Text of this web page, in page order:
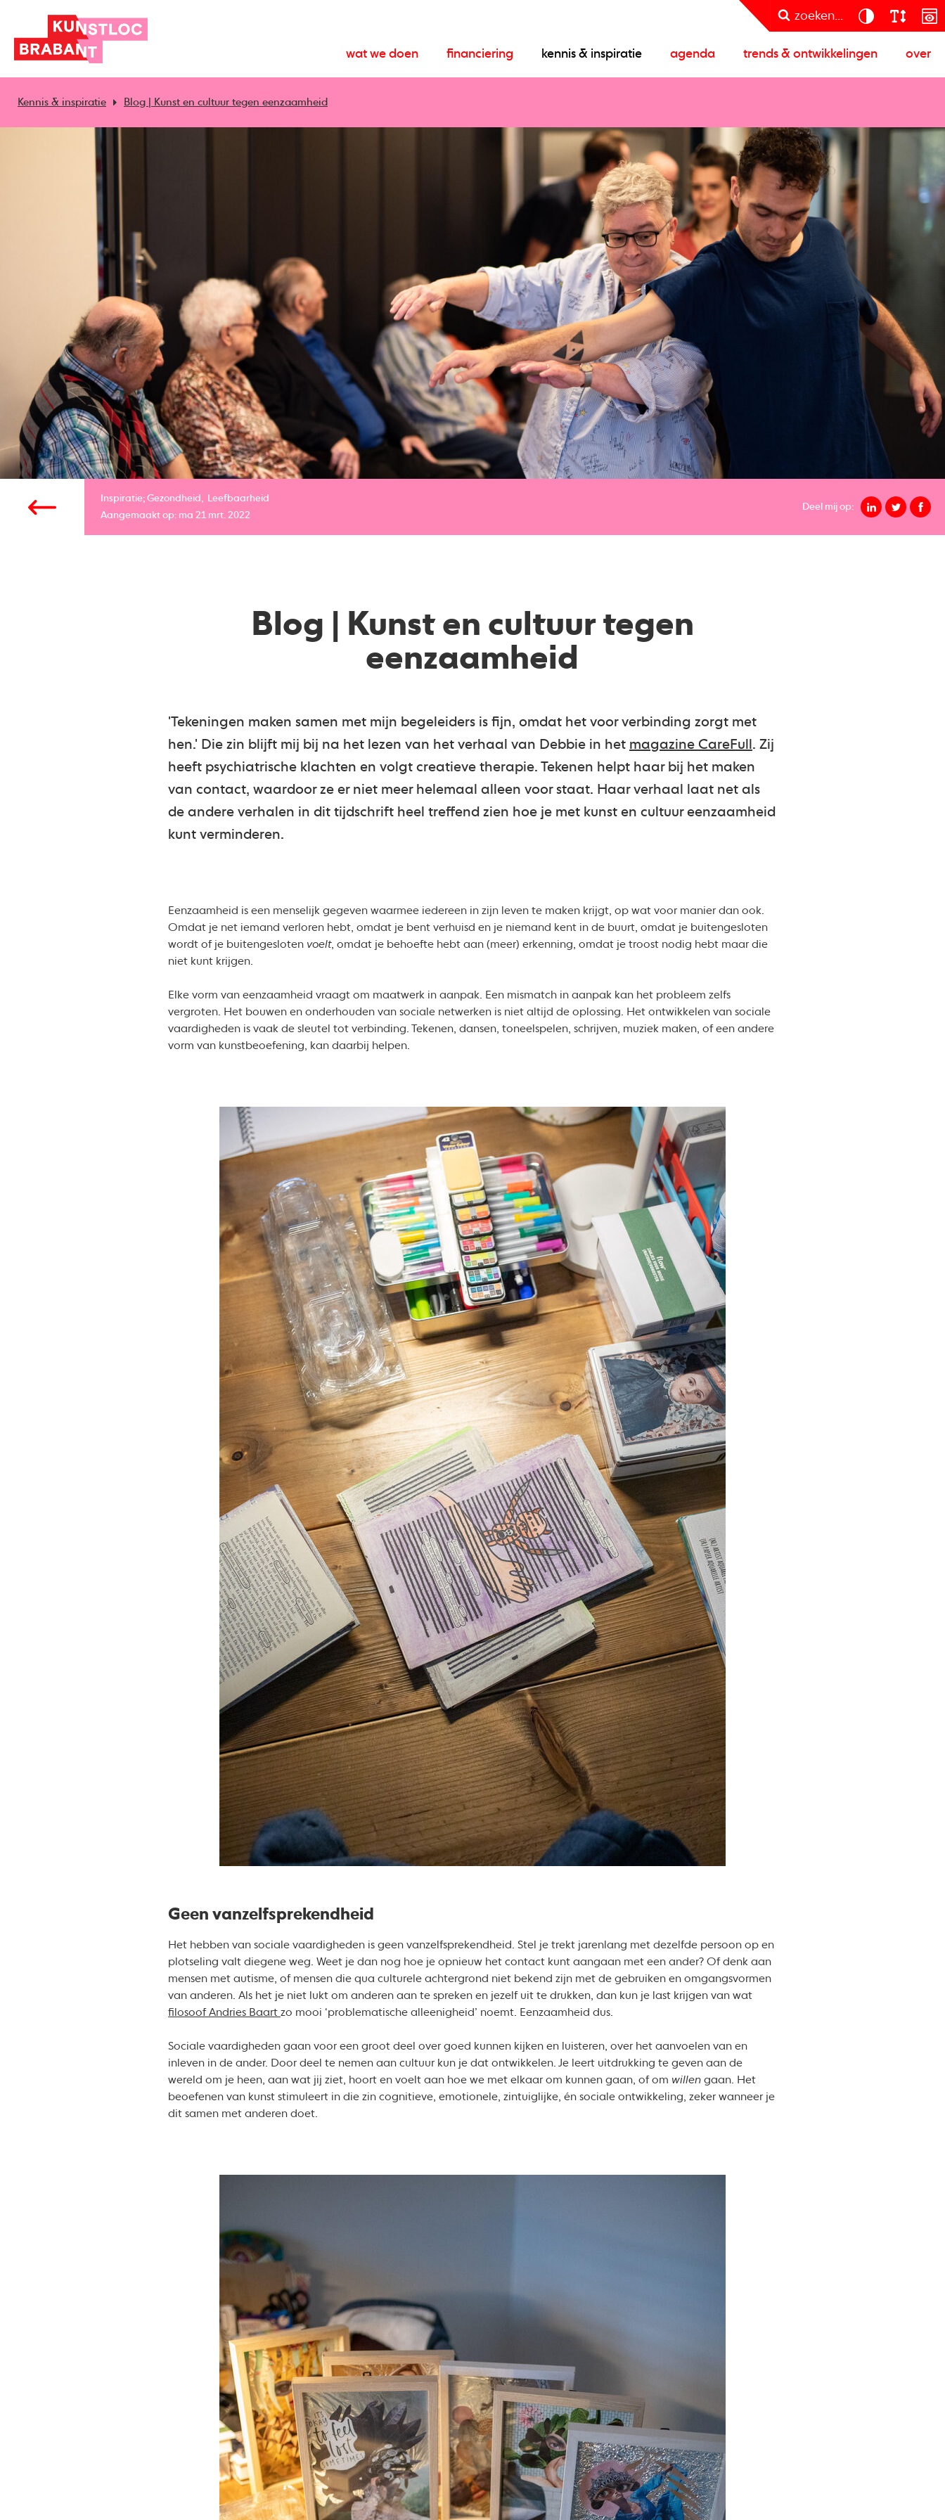
zoeken...
wat we doen financiering kennis & inspiratie agenda trends & ontwikkelingen over
Kennis & inspiratie Blog | Kunst en cultuur tegen eenzaamheid
Inspiratie; Gezondheid
Leefbaarheid
Aangemaakt op: ma 21 mrt. 2022
Deel mij op:
Blog | Kunst en cultuur tegen
eenzaamheid
'Tekeningen maken samen met mijn begeleiders is fijn, omdat het voor verbinding zorgt met
hen.' Die zin blijft mij bij na het lezen van het verhaal van Debbie in het magazine CareFull. Zij
heeft psychiatrische klachten en volgt creatieve therapie. Tekenen helpt haar bij het maken
van contact, waardoor ze er niet meer helemaal alleen voor staat. Haar verhaal laat net als
de andere verhalen in dit tijdschrift heel treffend zien hoe je met kunst en cultuur eenzaamheid
kunt verminderen.
Eenzaamheid is een menselijk gegeven waarmee iedereen in zijn leven te maken krijgt, op wat voor manier dan ook.
Omdat je net iemand verloren hebt, omdat je bent verhuisd en je niemand kent in de buurt, omdat je buitengesloten
wordt of je buitengesloten voelt, omdat je behoefte hebt aan (meer) erkenning, omdat je troost nodig hebt maar die
niet kunt krijgen.
Elke vorm van eenzaamheid vraagt om maatwerk in aanpak. Een mismatch in aanpak kan het probleem zelfs
vergroten. Het bouwen en onderhouden van sociale netwerken is niet altijd de oplossing. Het ontwikkelen van sociale
vaardigheden is vaak de sleutel tot verbinding. Tekenen, dansen, toneelspelen, schrijven, muziek maken, of een andere
vorm van kunstbeoefening, kan daarbij helpen.
Geen vanzelfsprekendheid
Het hebben van sociale vaardigheden is geen vanzelfsprekendheid. Stel je trekt jarenlang met dezelfde persoon op en
plotseling valt diegene weg. Weet je dan nog hoe je opnieuw het contact kunt aangaan met een ander? Of denk aan
mensen met autisme, of mensen die qua culturele achtergrond niet bekend zijn met de gebruiken en omgangsvormen
van anderen. Als het je niet lukt om anderen aan te spreken en jezelf uit te drukken, dan kun je last krijgen van wat
filosoof Andries Baart zo mooi ‘problematische alleenigheid’ noemt. Eenzaamheid dus.
Sociale vaardigheden gaan voor een groot deel over goed kunnen kijken en luisteren, over het aanvoelen van en
inleven in de ander. Door deel te nemen aan cultuur kun je dat ontwikkelen. Je leert uitdrukking te geven aan de
wereld om je heen, aan wat jij ziet, hoort en voelt aan hoe we met elkaar om kunnen gaan, of om willen gaan. Het
beoefenen van kunst stimuleert in die zin cognitieve, emotionele, zintuiglijke, én sociale ontwikkeling, zeker wanneer je
dit samen met anderen doet.